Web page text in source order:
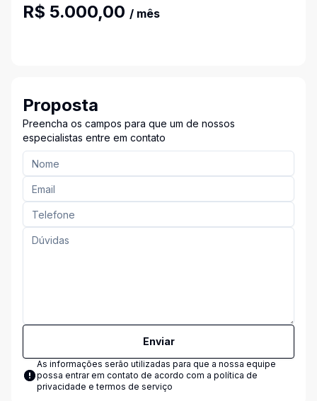
R$ 5.000,00 / mês
Proposta
Preencha os campos para que um de nossos
especialistas entre em contato
Enviar
As informações serão utilizadas para que a nossa equipe
possa entrar em contato de acordo com a política de
privacidade e termos de serviço